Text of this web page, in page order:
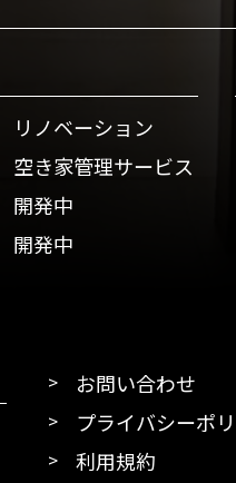
リノベーション
空き家管理サービス
開発中
開発中
お問い合わせ
プライバシーポ
利用規約